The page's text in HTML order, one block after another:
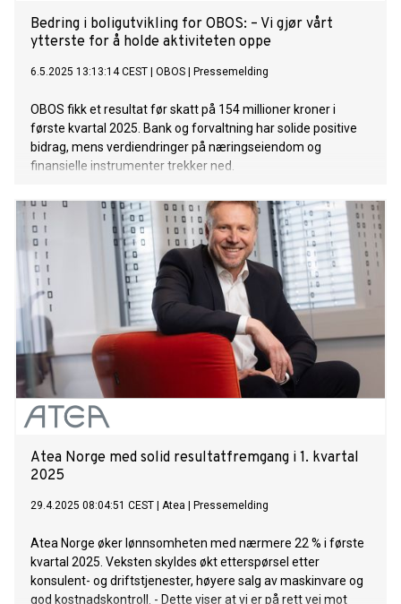
Bedring i boligutvikling for OBOS: – Vi gjør vårt
ytterste for å holde aktiviteten oppe
6.5.2025 13:13:14 CEST OBOS Pressemelding
OBOS fikk et resultat før skatt på 154 millioner kroner i
første kvartal 2025. Bank og forvaltning har solide positive
bidrag, mens verdiendringer på næringseiendom og
finansielle instrumenter trekker ned.
Atea Norge med solid resultatfremgang i 1. kvartal
2025
29.4.2025 08:04:51 CEST Atea Pressemelding
Atea Norge øker lønnsomheten med nærmere 22 % i første
kvartal 2025. Veksten skyldes økt etterspørsel etter
konsulent- og driftstjenester, høyere salg av maskinvare og
god kostnadskontroll. - Dette viser at vi er på rett vei mot